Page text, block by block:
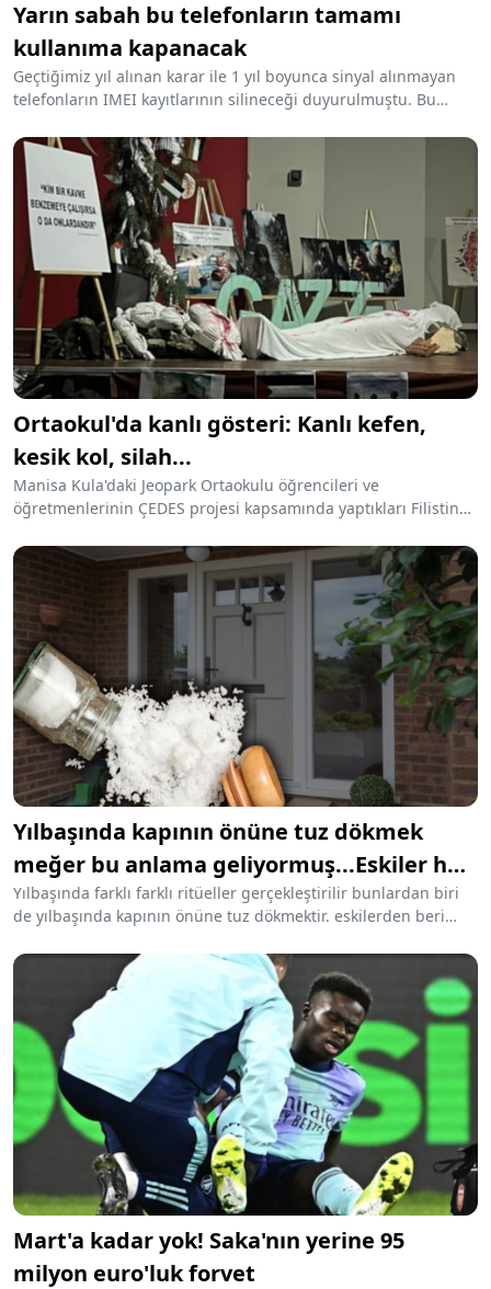
Yarın sabah bu telefonların tamamı
kullanıma kapanacak
Geçtiğimiz yıl alınan karar ile 1 yıl boyunca sinyal alınmayan
telefonların IMEI kayıtlarının silineceği duyurulmuştu. Bu
telefonlar, 1 Ocak 2025 tarihi itibarıyla kullanıma tamamen
kapatılacak.
Ortaokul'da kanlı gösteri: Kanlı kefen,
kesik kol, silah...
Manisa Kula'daki Jeopark Ortaokulu öğrencileri ve
öğretmenlerinin ÇEDES projesi kapsamında yaptıkları Filistin
kanlı çocuk kefenleri , kanlı kesik kol ve bacak sahnelendi.
Müsamerede ayrıca öğrencilerin eline tüfek de verildiği
görüldü.
Yılbaşında kapının önüne tuz dökmek
meğer bu anlama geliyormuş...Eskiler hep
yapardı
Yılbaşında farklı farklı ritüeller gerçekleştirilir bunlardan biri
de yılbaşında kapının önüne tuz dökmektir. eskilerden beri
Mart'a kadar yok! Saka'nın yerine 95
milyon euro'luk forvet